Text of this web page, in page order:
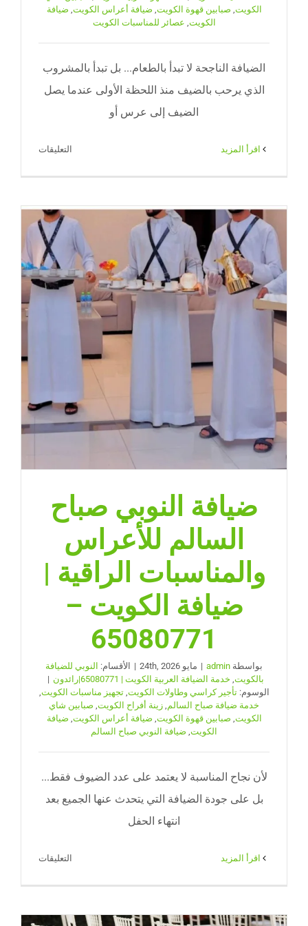
الكويت, صبابين قهوة الكويت, ضيافة أعراس الكويت, ضيافة
الكويت, عصائر للمناسبات الكويت
الضيافة الناجحة لا تبدأ بالطعام... بل تبدأ بالمشروب
الذي يرحب بالضيف منذ اللحظة الأولى عندما يصل
الضيف إلى عرس أو
التعليقات
وعصائر
والأعراس
في
الكويت
ضيافة النوبي صباح
السالم للأعراس
والمناسبات الراقية |
ضيافة الكويت –
65080771
بواسطة admin
| مايو 24th, 2026 | الأقسام: النوبي للضيافة
بالكويت, خدمة الضيافة العربية الكويت | 65080771|رائدون
|
الوسوم:تأجير كراسي وطاولات الكويت,تجهيز مناسبات الكويت,
خدمة ضيافة صباح السالم, زينة أفراح الكويت, صبابين شاي
الكويت, صبابين قهوة الكويت, ضيافة أعراس الكويت, ضيافة
الكويت, ضيافة النوبي صباح السالم
لأن نجاح المناسبة لا يعتمد على عدد الضيوف فقط...
بل على جودة الضيافة التي يتحدث عنها الجميع بعد
انتهاء الحفل
التعليقات